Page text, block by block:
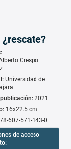
¿rescate?
Crespo
Universidad de
2021
16x22.5 cm
607-571-143-0
de acceso